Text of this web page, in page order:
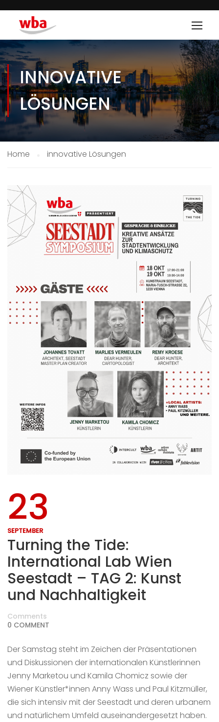
INNOVATIVE
LÖSUNGEN
Home innovative Lösungen
23
SEPTEMBER
Turning the Tide:
International Lab Wien
Seestadt – TAG 2: Kunst
und Nachhaltigkeit
Comments
0 COMMENT
Der Samstag steht im Zeichen der Präsentationen
und Diskussionen der internationalen Künstlerinnen
Jenny Marketou und Kamila Chomicz sowie der
Wiener Künstler*innen Anny Wass und Paul Kitzmüller,
die sich intensiv mit der Seestadt und deren urbanem
und natürlichem Umfeld auseinandergesetzt haben.